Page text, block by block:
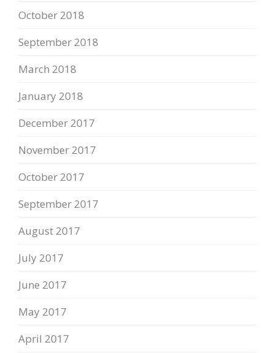
October 2018
September 2018
March 2018
January 2018
December 2017
November 2017
October 2017
September 2017
August 2017
July 2017
June 2017
May 2017
April 2017